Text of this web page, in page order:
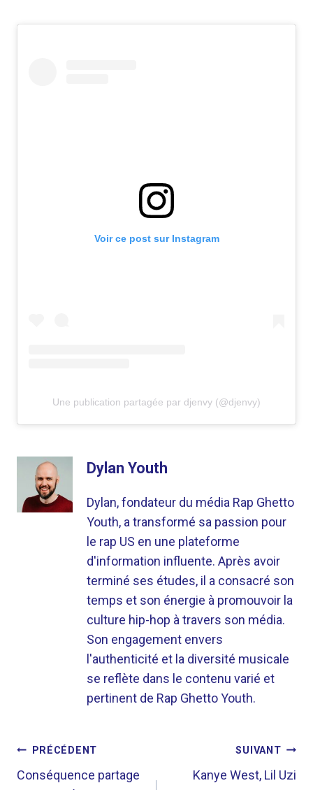
Voir ce post sur Instagram
Une publication partagée par djenvy (@djenvy)
Dylan Youth
Dylan, fondateur du média Rap Ghetto
Youth, a transformé sa passion pour
le rap US en une plateforme
d'information influente. Après avoir
terminé ses études, il a consacré son
temps et son énergie à promouvoir la
culture hip-hop à travers son média.
Son engagement envers
l'authenticité et la diversité musicale
se reflète dans le contenu varié et
pertinent de Rap Ghetto Youth.
NAVIGATION
DE
PRÉCÉDENT
Conséquence partage
SUIVANT
Kanye West, Lil Uzi